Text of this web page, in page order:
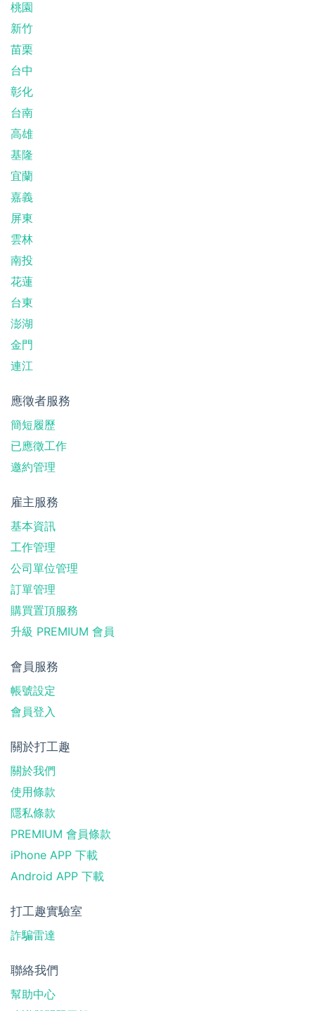
桃園
新竹
苗栗
台中
彰化
台南
高雄
基隆
宜蘭
嘉義
屏東
雲林
南投
花蓮
台東
澎湖
金門
連江
應徵者服務
簡短履歷
已應徵工作
邀約管理
雇主服務
基本資訊
工作管理
公司單位管理
訂單管理
購買置頂服務
升級 PREMIUM 會員
會員服務
帳號設定
會員登入
關於打工趣
關於我們
使用條款
隱私條款
PREMIUM 會員條款
iPhone APP 下載
Android APP 下載
打工趣實驗室
詐騙雷達
聯絡我們
幫助中心